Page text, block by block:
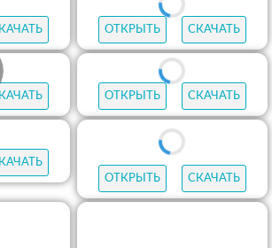
ОТКРЫТЬ СКАЧАТЬ